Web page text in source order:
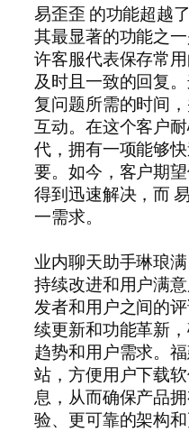
易歪歪 的功能超越
其最显著的功能之
许客服代表保存常
及时且一致的回复
复问题所需的时间
互动。在这个客户
代，拥有一项能够
要。如今，客户期
得到迅速解决，而
一需求。
业内聊天助手琳琅
持续改进和用户满
发者和用户之间的
续更新和功能革新
趋势和用户需求。
站，方便用户下载
息，从而确保产品
验、更可靠的架构和